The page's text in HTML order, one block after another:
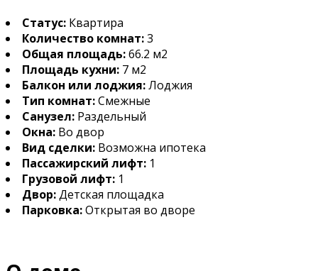
Статус: Квартира
Количество комнат:3
Общая площадь:66.2 м2
Площадь кухни: 7 м2
Балкон или лоджия:Лоджия
Тип комнат:Смежные
Санузел: Раздельный
Окна: Во двор
Вид сделки: Возможна ипотека
Пассажирский лифт: 1
Грузовой лифт: 1
Двор:Детская площадка
Парковка:Открытая во дворе